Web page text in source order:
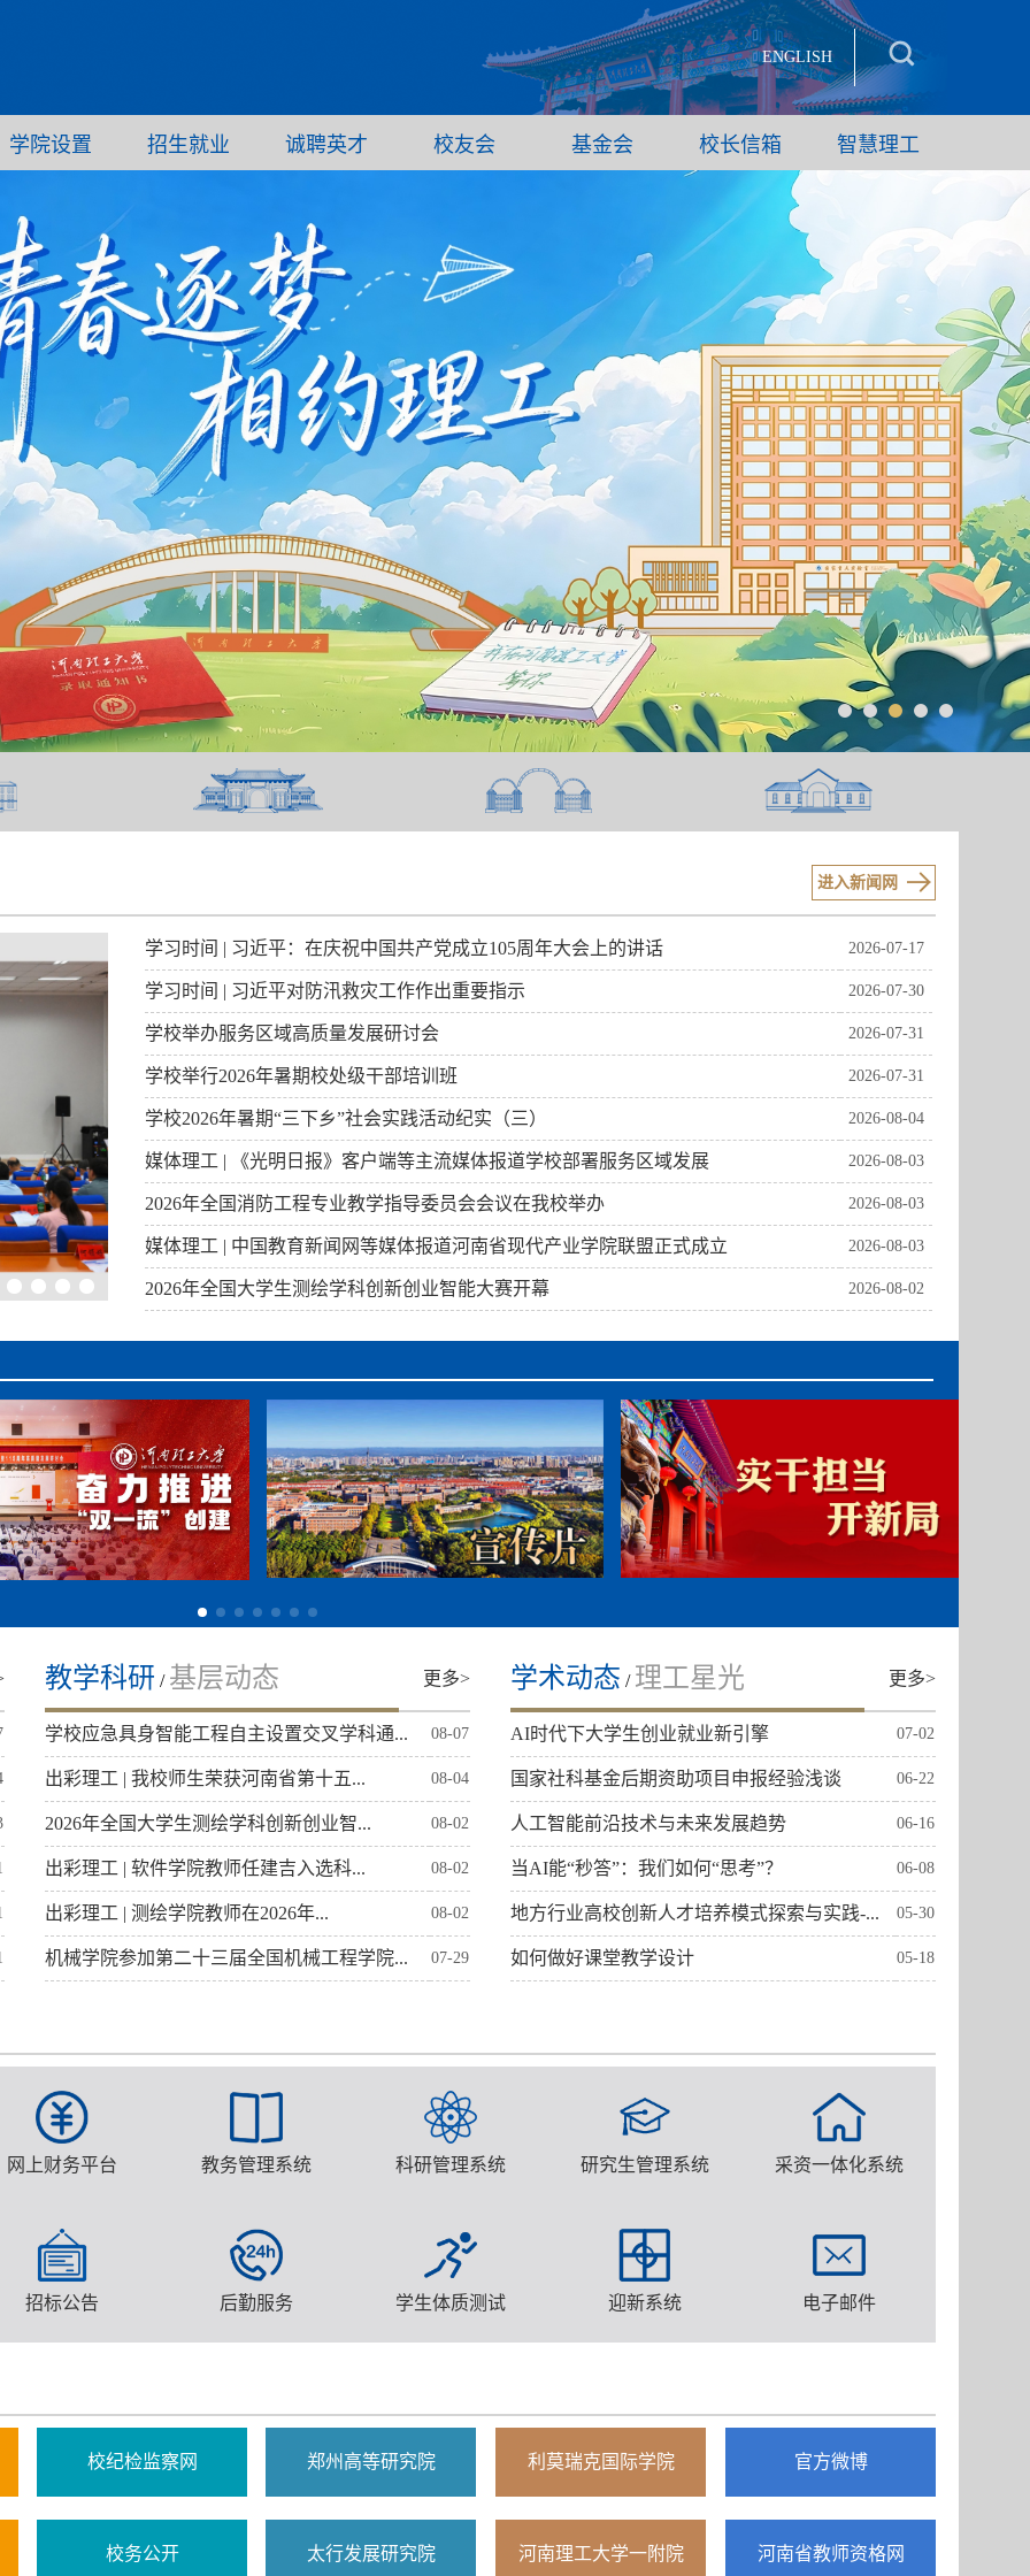
ENGLISH
学院设置 招生就业 诚聘英才 校友会 基金会 校长信箱 智慧理工
进入新闻网
学习时间 | 习近平：在庆祝中国共产党成立105周年大会上的讲话 2026-07-17
学习时间 | 习近平对防汛救灾工作作出重要指示 2026-07-30
学校举办服务区域高质量发展研讨会 2026-07-31
学校举行2026年暑期校处级干部培训班 2026-07-31
学校2026年暑期“三下乡”社会实践活动纪实（三） 2026-08-04
媒体理工 | 《光明日报》客户端等主流媒体报道学校部署服务区域发展 2026-08-03
2026年全国消防工程专业教学指导委员会会议在我校举办 2026-08-03
媒体理工 | 中国教育新闻网等媒体报道河南省现代产业学院联盟正式成立 2026-08-03
2026年全国大学生测绘学科创新创业智能大赛开幕 2026-08-02
教学科研 / 基层动态 更多>
学校应急具身智能工程自主设置交叉学科通... 08-07
出彩理工 | 我校师生荣获河南省第十五... 08-04
2026年全国大学生测绘学科创新创业智... 08-02
出彩理工 | 软件学院教师任建吉入选科... 08-02
出彩理工 | 测绘学院教师在2026年... 08-02
机械学院参加第二十三届全国机械工程学院... 07-29
学术动态 / 理工星光 更多>
AI时代下大学生创业就业新引擎 07-02
国家社科基金后期资助项目申报经验浅谈 06-22
人工智能前沿技术与未来发展趋势 06-16
当AI能“秒答”：我们如何“思考”？ 06-08
地方行业高校创新人才培养模式探索与实践-... 05-30
如何做好课堂教学设计 05-18
网上财务平台 教务管理系统 科研管理系统 研究生管理系统 采资一体化系统
招标公告 后勤服务 学生体质测试 迎新系统 电子邮件
校纪检监察网 郑州高等研究院 利莫瑞克国际学院 官方微博
校务公开 太行发展研究院 河南理工大学一附院 河南省教师资格网